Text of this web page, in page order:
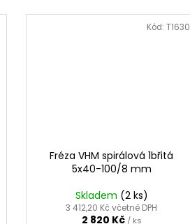
Fréza VHM spirálová 1břitá
5x40-100/8 mm
Skladem (2 ks)
3 412,20 Kč včetně DPH
2 820 Kč / ks
Kód: T1630